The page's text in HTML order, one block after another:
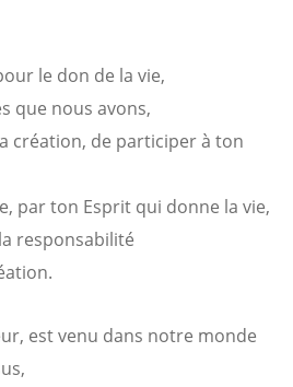
le don de la vie,
que nous avons,
création, de participer à ton
par ton Esprit qui donne la vie,
responsabilité
est venu dans notre monde